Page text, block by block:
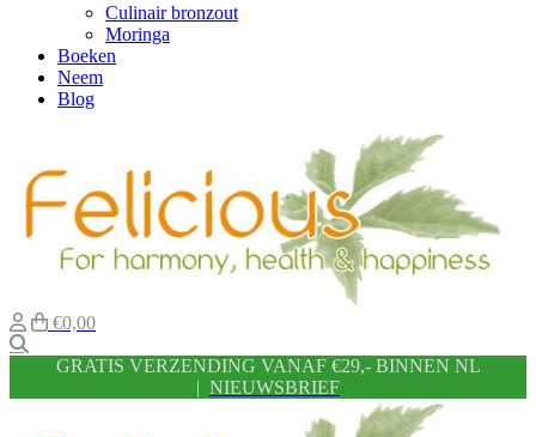
Culinair bronzout
Moringa
Boeken
Neem
Blog
€0,00
GRATIS VERZENDING VANAF €29,- BINNEN NL
| NIEUWSBRIEF